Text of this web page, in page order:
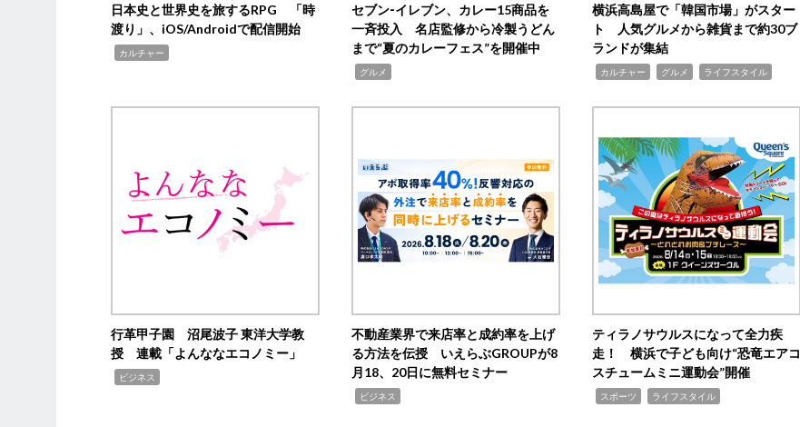
日本史と世界史を旅するRPG 「時
渡り」、iOS/Androidで配信開始
カルチャー
セブン‐イレブン、カレー15商品を
一斉投入 名店監修から冷製うどん
まで“夏のカレーフェス”を開催中
グルメ
横浜高島屋で「韓国市場」がスター
ト 人気グルメから雑貨まで約30ブ
ランドが集結
カルチャー グルメ ライフスタイル
行革甲子園 沼尾波子 東洋大学教
授 連載「よんななエコノミー」
ビジネス
不動産業界で来店率と成約率を上げ
る方法を伝授 いえらぶGROUPが8
月18、20日に無料セミナー
ビジネス
ティラノサウルスになって全力疾
走！ 横浜で子ども向け“恐竜エアコ
スチュームミニ運動会”開催
スポーツ ライフスタイル